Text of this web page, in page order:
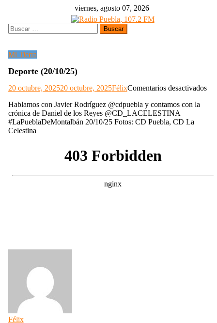
content
viernes, agosto 07, 2026
Buscar:
Mi Tierra
Deporte (20/10/25)
20 octubre, 202520 octubre, 2025FélixComentarios desactivadosen
Hablamos con Javier Rodríguez @cdpuebla y contamos con la
crónica de Daniel de los Reyes @CD_LACELESTINA
#LaPueblaDeMontalbán 20/10/25 Fotos: CD Puebla, CD La
Celestina
Félix